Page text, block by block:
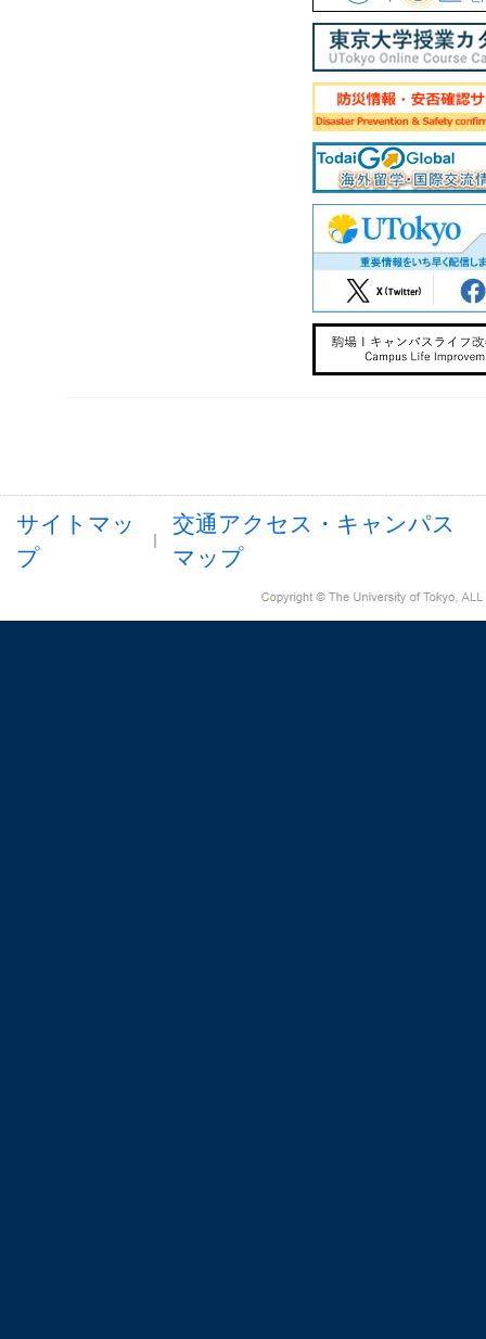
サイトマッ
プ
交通アクセス・キャンパス
マップ